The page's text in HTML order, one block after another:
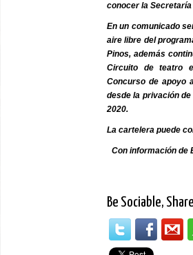
conocer la
En un comunicado
aire libre del
Pinos, además
Circuito de teatro
Concurso de apoyo
desde la privación
2020.
La cartelera puede
Con información de
Be Sociable,